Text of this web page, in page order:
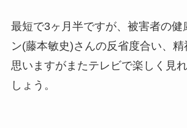
最短で3ヶ月半ですが、被害者の健
ン(藤本敏史)さんの反省度合い、精
思いますがまたテレビで楽しく見
しょう。